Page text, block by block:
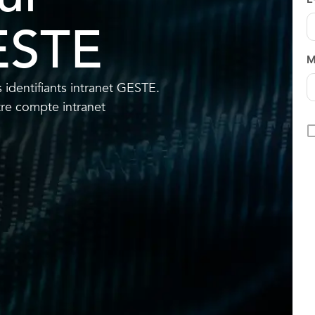
intranet GESTE.
compte intranet